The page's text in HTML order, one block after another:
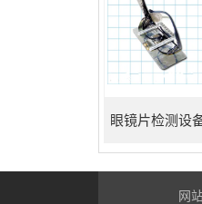
眼镜片检测设
网